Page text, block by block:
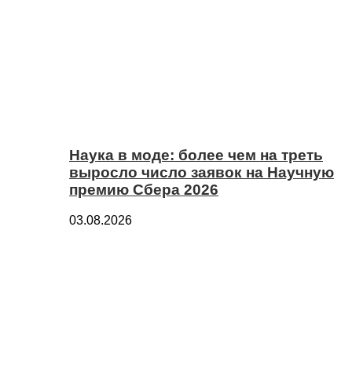
Наука в моде: более чем на треть
выросло число заявок на Научную
премию Сбера 2026
03.08.2026